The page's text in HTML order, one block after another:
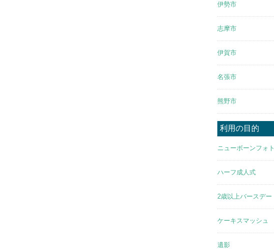
伊勢市
志摩市
伊賀市
名張市
熊野市
利用の目的
ニューボーンフォト
ハーフ成人式
2歳以上バースデー
ケーキスマッシュ
遺影